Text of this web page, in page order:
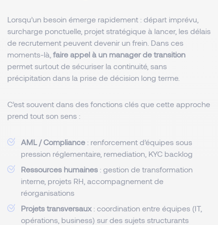
Lorsqu’un besoin émerge rapidement : départ imprévu,
surcharge ponctuelle, projet stratégique à lancer, les délais
de recrutement peuvent devenir un frein. Dans ces
moments-là, faire appel à un manager de transition
permet surtout de sécuriser la continuité, sans
précipitation dans la prise de décision long terme.
C’est souvent dans des fonctions clés que cette approche
prend tout son sens :
AML / Compliance : renforcement d’équipes sous
pression réglementaire, remediation, KYC backlog
Ressources humaines : gestion de transformation
interne, projets RH, accompagnement de
réorganisations
Projets transversaux: coordination entre équipes (IT,
opérations, business) sur des sujets structurants